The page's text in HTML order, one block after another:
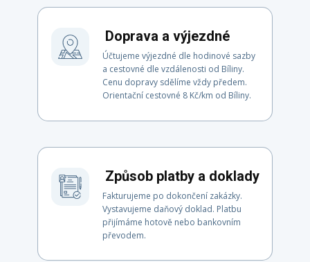
Doprava a výjezdné
Účtujeme výjezdné dle hodinové sazby
a cestovné dle vzdálenosti od Bíliny.
Cenu dopravy sdělíme vždy předem.
Orientační cestovné 8 Kč/km od Bíliny.
Způsob platby a doklady
Fakturujeme po dokončení zakázky.
Vystavujeme daňový doklad. Platbu
přijímáme hotově nebo bankovním
převodem.